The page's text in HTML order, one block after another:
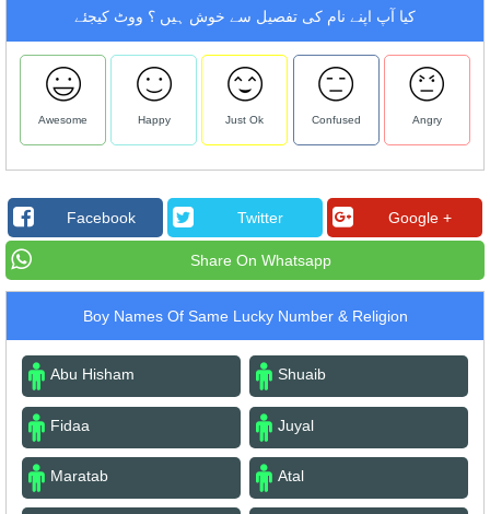
کیا آپ اپنے نام کی تفصیل سے خوش ہیں ؟ ووٹ کیجئے
Awesome Happy Just Ok Confused Angry
Facebook Twitter Google +
Share On Whatsapp
Boy Names Of Same Lucky Number & Religion
Abu Hisham Shuaib
Fidaa Juyal
Maratab Atal